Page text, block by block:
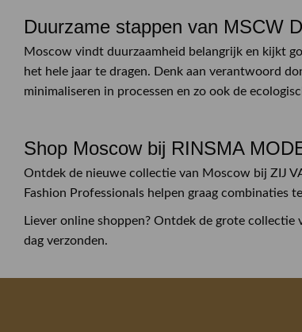
Duurzame stappen van MSCW
Moscow vindt duurzaamheid belangrijk en kijkt
het hele jaar te dragen. Denk aan verantwoord
minimaliseren in processen en zo ook de
Shop Moscow bij RINSMA
Ontdek de nieuwe collectie van Moscow bij ZIJ
Fashion Professionals helpen graag combinaties
Liever online shoppen? Ontdek de grote
dag verzonden.